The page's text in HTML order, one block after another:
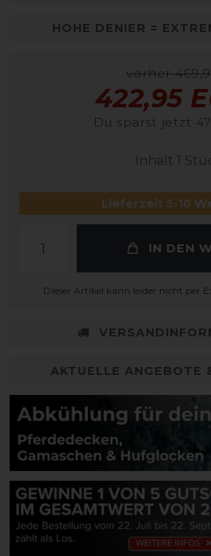
HOHE DENIER =
vorher
422,95
Du sparst jetzt
Inhalt 1
Lieferzeit 5-10
IN DEN
Dieser Artikel kann leider nicht per
AKTUELLE ANGEBOTE